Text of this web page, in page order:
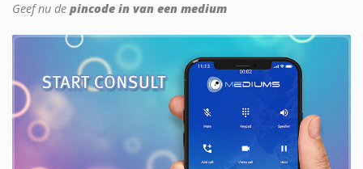
Geef nu de pincode in van een medium